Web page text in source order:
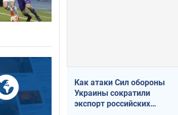
Как атаки Сил обороны
Украины сократили
экспорт российских